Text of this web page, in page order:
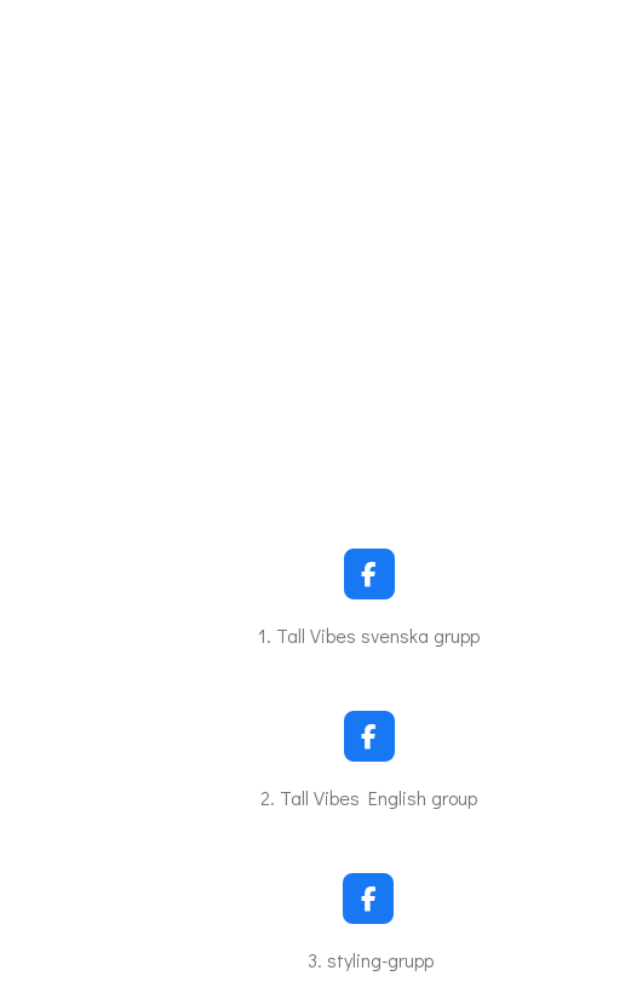
F
a
c
o
k
1. Tall Vibes svenska grupp
F
a
c
o
k
2. Tall Vibes English group
F
a
c
e
3. styling-grupp